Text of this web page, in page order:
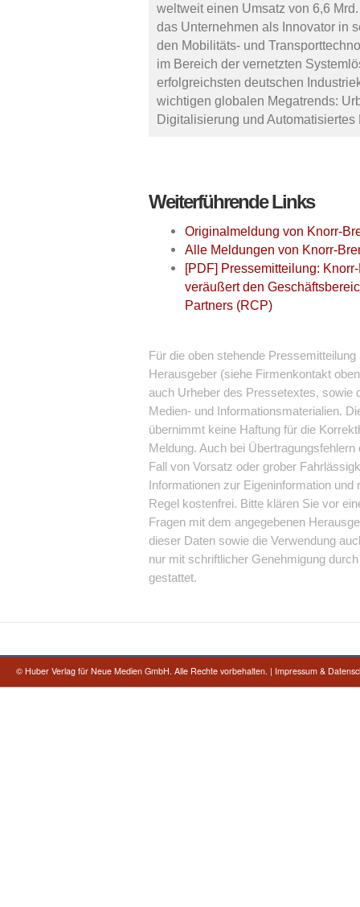
weltweit einen Umsatz von 6,6
das Unternehmen als Innovator in
den Mobilitäts- und
im Bereich der vernetzten
erfolgreichsten deutschen
wichtigen globalen Megatrends:
Digitalisierung und Automatisiertes
Weiterführende Links
Originalmeldung von Knorr-
Alle Meldungen von Knorr-
[PDF] Pressemitteilung:
veräußert den
Partners (RCP)
Für die oben stehende
Herausgeber (siehe Firmenkontakt
auch Urheber des Pressetextes, sowie
Medien- und Informationsmaterialien.
übernimmt keine Haftung für die
Meldung. Auch bei
Fall von Vorsatz oder grober
Informationen zur Eigeninformation
Regel kostenfrei. Bitte klären Sie vor
Fragen mit dem angegebenen
dieser Daten sowie die Verwendung
nur mit schriftlicher Genehmigung
gestattet.
© Huber Verlag für Neue Medien GmbH. Alle Rechte vorbehalten. | Impressum &